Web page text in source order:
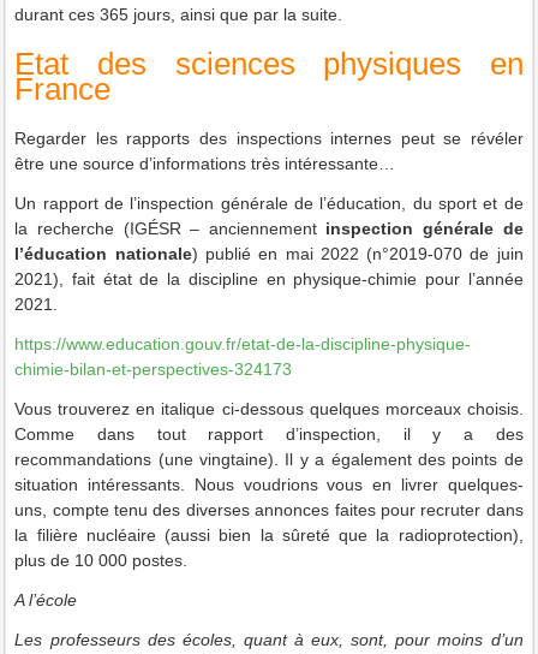
durant ces 365 jours, ainsi que par la suite
Etat des sciences physiques en
France
Regarder les rapports des inspections internes peut se révéler
être une source d’informations très intéressante…
Un rapport de l’inspection générale de l’éducation, du sport et de
la recherche (IGÉSR – anciennement inspection générale de
l’éducation nationale) publié en mai 2022 (n°2019-070 de juin
2021), fait état de la discipline en physique-chimie pour l’année
2021.
https://www.education.gouv.fr/etat-de-la-discipline-physique-
chimie-bilan-et-perspectives-324173
Vous trouverez en italique ci-dessous quelques morceaux choisis.
Comme dans tout rapport d’inspection, il y a des
recommandations (une vingtaine). Il y a également des points de
situation intéressants. Nous voudrions vous en livrer quelques-
uns, compte tenu des diverses annonces faites pour recruter dans
la filière nucléaire (aussi bien la sûreté que la radioprotection),
plus de 10 000 postes
A l’école
Les professeurs des écoles, quant à eux, sont, pour moins d’un